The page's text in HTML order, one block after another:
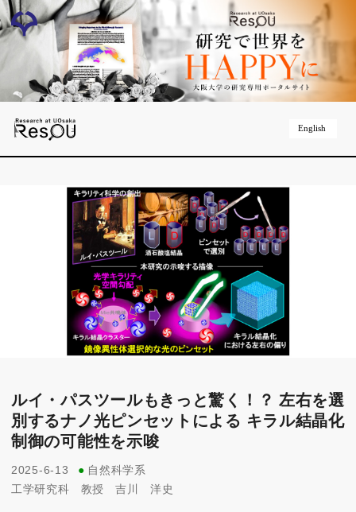
English
ルイ・パスツールもきっと驚く！？ 左右を選
別するナノ光ピンセットによる キラル結晶化
制御の可能性を示唆
2025-6-13 ● 自然科学系
工学研究科
教授 吉川 洋史